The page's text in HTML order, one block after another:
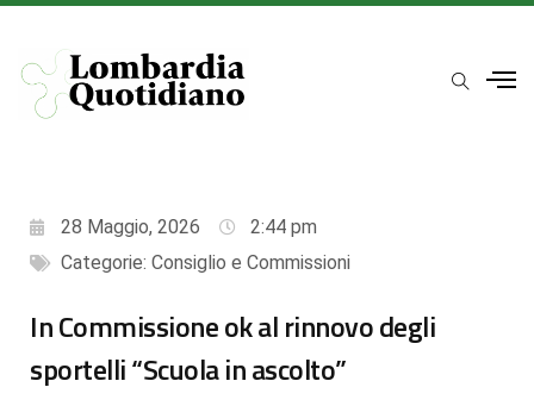
28 Maggio, 2026
2:44 pm
Categorie: Consiglio e Commissioni
In Commissione ok al rinnovo degli
sportelli “Scuola in ascolto”